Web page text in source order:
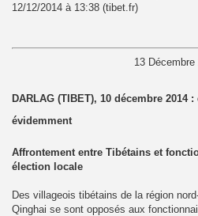
12/12/2014 à 13:38 (tibet.fr)
13 Décembre
DARLAG (TIBET), 10 décembre 2014
évidemment
Affrontement entre Tibétains et
élection locale
Des villageois tibétains de la région
Qinghai se sont opposés aux